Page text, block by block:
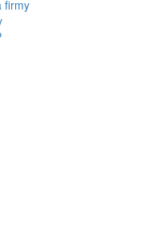
firmy